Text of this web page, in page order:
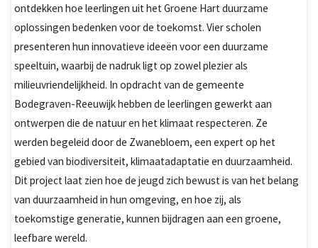
ontdekken hoe leerlingen uit het Groene Hart duurzame
oplossingen bedenken voor de toekomst. Vier scholen
presenteren hun innovatieve ideeën voor een duurzame
speeltuin, waarbij de nadruk ligt op zowel plezier als
milieuvriendelijkheid. In opdracht van de gemeente
Bodegraven-Reeuwijk hebben de leerlingen gewerkt aan
ontwerpen die de natuur en het klimaat respecteren. Ze
werden begeleid door de Zwanebloem, een expert op het
gebied van biodiversiteit, klimaatadaptatie en duurzaamheid.
Dit project laat zien hoe de jeugd zich bewust is van het belang
van duurzaamheid in hun omgeving, en hoe zij, als
toekomstige generatie, kunnen bijdragen aan een groene,
leefbare wereld.